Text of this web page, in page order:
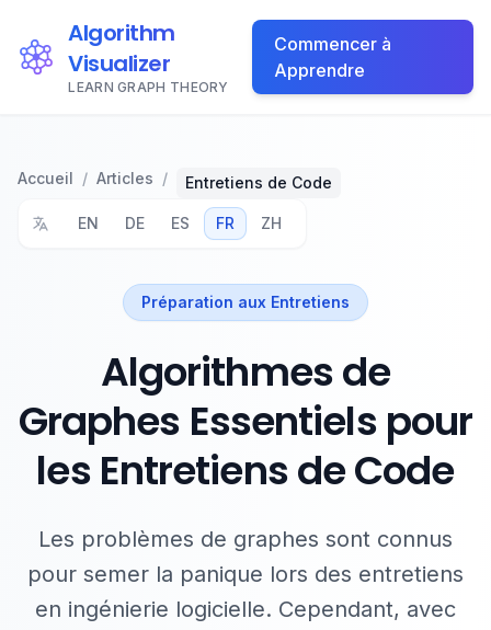
Algorithm
Visualizer
LEARN GRAPH THEORY
Commencer à
Apprendre
Accueil / Articles / Entretiens de Code
EN DE ES FR ZH
Préparation aux Entretiens
Algorithmes de
Graphes Essentiels pour
les Entretiens de Code
Les problèmes de graphes sont connus
pour semer la panique lors des entretiens
en ingénierie logicielle. Cependant, avec